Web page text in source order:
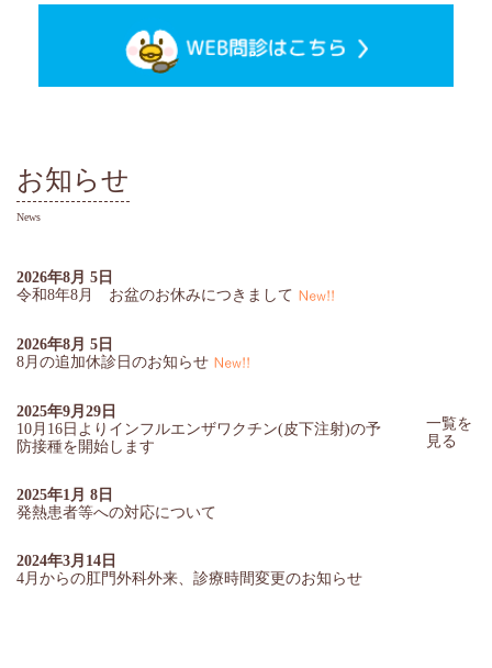
お知らせ
News
2026年8月 5日
令和8年8月 お盆のお休みにつきまして
2026年8月 5日
8月の追加休診日のお知らせ
2025年9月29日
10月16日よりインフルエンザワクチン(皮下注射)の予
防接種を開始します
2025年1月 8日
発熱患者等への対応について
2024年3月14日
4月からの肛門外科外来、診療時間変更のお知らせ
一覧を
見る